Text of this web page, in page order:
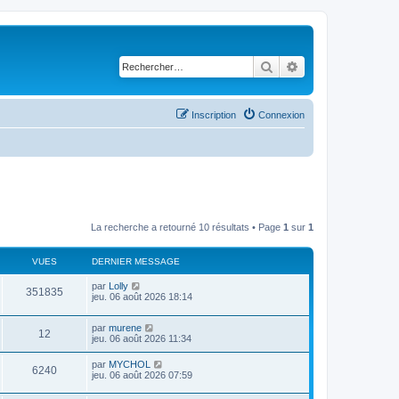
Rechercher
Connexion
Inscription
La recherche a retourné 10 résultats • Page 1 sur 1
VUES DERNIER MESSAGE
351835
u
D
e
n
i
e
e
s
s
par Lolly
jeu. 06 août 2026 18:14
12
u
D
e
i
e
r
par murene
jeu. 06 août 2026 11:34
6240V
u
D
e
n
par MYCHOL
jeu. 06 août 2026 07:59